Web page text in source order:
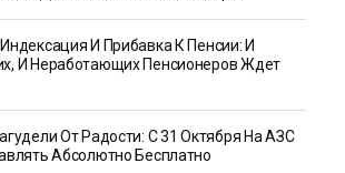
И Прибавка К Пенсии: И
И Неработающих Пенсионеров Ждет
От Радости: С 31 Октября На АЗС
Абсолютно Бесплатно